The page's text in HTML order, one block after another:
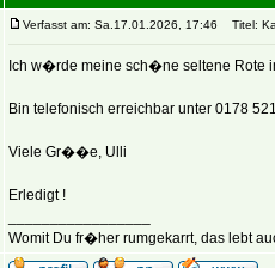
Verfasst am: Sa.17.01.2026, 17:46 Titel:
Ich w�rde meine sch�ne seltene Rote
Bin telefonisch erreichbar unter 0178
Viele Gr��e, Ulli
Erledigt !
Womit Du fr�her rumgekarrt, das lebt